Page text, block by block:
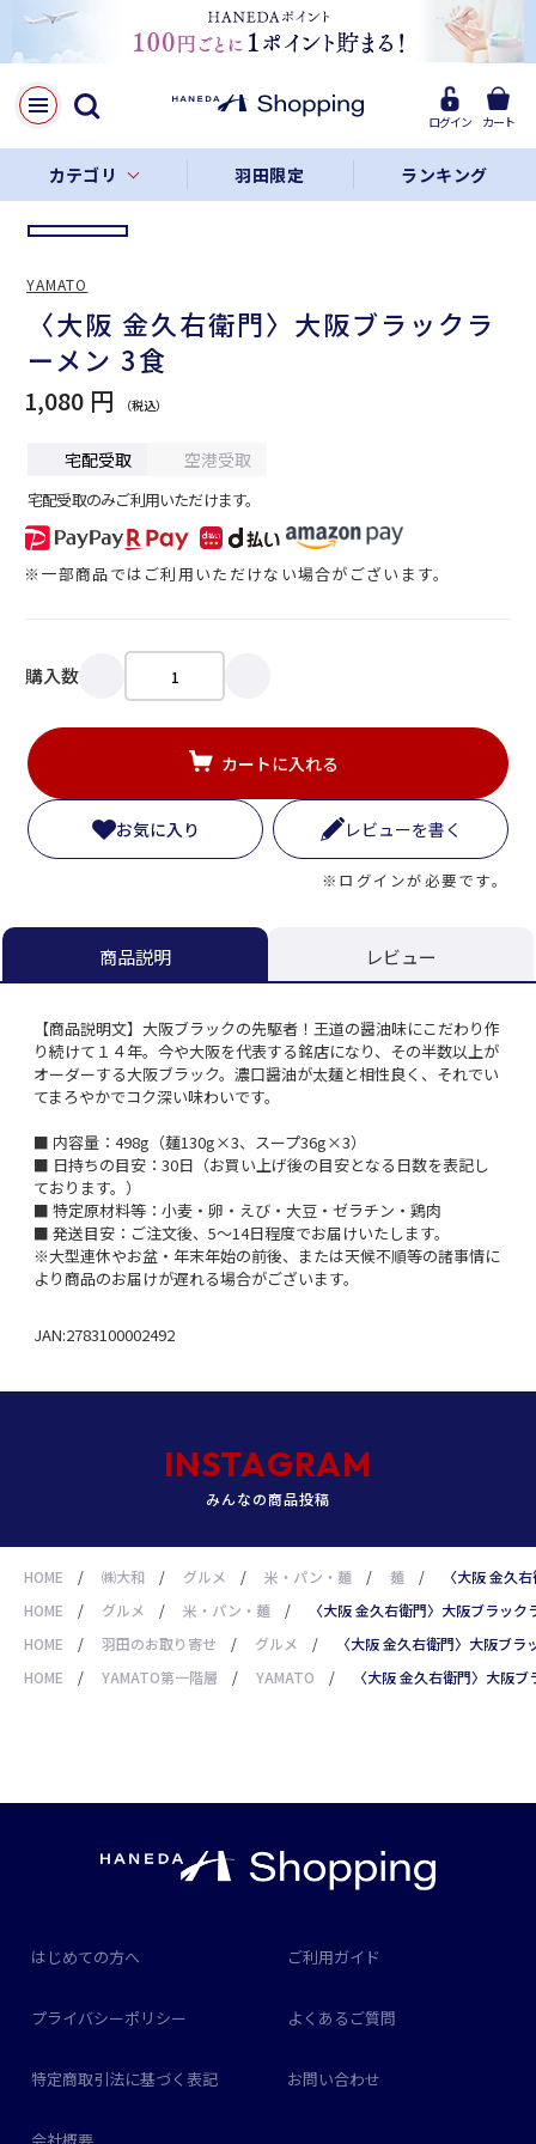
ログイン カート
カテゴリ 羽田限定 ランキング
HOME / ㈱大和 / グルメ / 米・パン・麺 / 麺 /
〈大阪 金久
HOME
/ グルメ / 米・パン・麺 /
〈大阪 金久右衛門〉大阪ブラック
HOME
/ 羽田のお取り寄せ / グルメ /
〈大阪 金久右衛門〉大阪ブラ
HOME
/ YAMATO第一階層 / YAMATO / 〈大阪 金久右衛門〉大阪
LINE
Facebook
リンクをコピー
〈大阪 金久右衛門〉大阪ブラックラ
ーメン 3食
1,080 円
宅配受取 空港受取
宅配受取のみご利用いただけます。
※一部商品ではご利用いただけない場合がございます。
購入数
カートに入れる
お気に入り レビューを書く
※ログインが必要です。
YAMATO
商品説明 レビュー
【商品説明文】大阪ブラックの先駆者！王道の醤油味にこだわり作
り続けて１４年。今や大阪を代表する銘店になり、その半数以上が
オーダーする大阪ブラック。濃口醤油が太麺と相性良く、それでい
てまろやかでコク深い味わいです。
■ 内容量：498g（麺130g×3、スープ36g×3）
■ 日持ちの目安：30日（お買い上げ後の目安となる日数を表記し
ております。）
■ 特定原材料等：小麦・卵・えび・大豆・ゼラチン・鶏肉
■ 発送目安：ご注文後、5～14日程度でお届けいたします。
※大型連休やお盆・年末年始の前後、または天候不順等の諸事情に
より商品のお届けが遅れる場合がございます。
JAN:2783100002492
INSTAGRAM
みんなの商品投稿
はじめての方へ ご利用ガイド
プライバシーポリシー よくあるご質問
特定商取引法に基づく表記 お問い合わせ